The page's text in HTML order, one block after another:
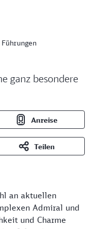
ganz besondere
Anreise
Teilen
an aktuellen
Admiral und
und Charme